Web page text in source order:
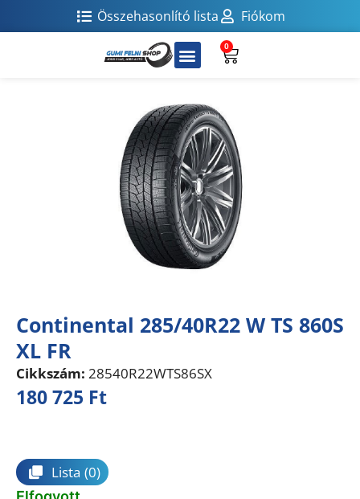
Összehasonlító lista Fiókom
0
Continental 285/40R22 W TS 860S
XL FR
Cikkszám: 28540R22WTS86SX
180 725 Ft
Lista (0)